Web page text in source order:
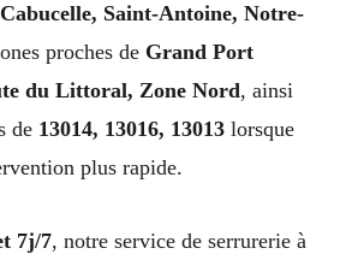
Saint-Antoine, Notre-
proches de Grand Port
du Littoral, Zone Nord, ainsi
de 13014, 13016, 13013 lorsque
plus rapide.
7j/7, notre service de serrurerie à